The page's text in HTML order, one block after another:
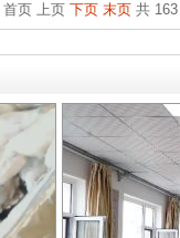
首页 上页 下页 末页共 163